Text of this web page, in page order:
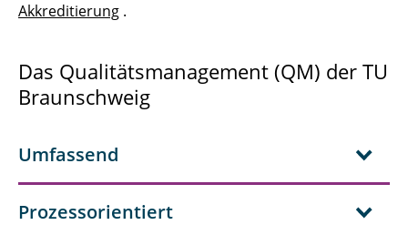
Akkreditierung .
Das Qualitätsmanagement (QM) der TU
Braunschweig
Umfassend
Prozessorientiert